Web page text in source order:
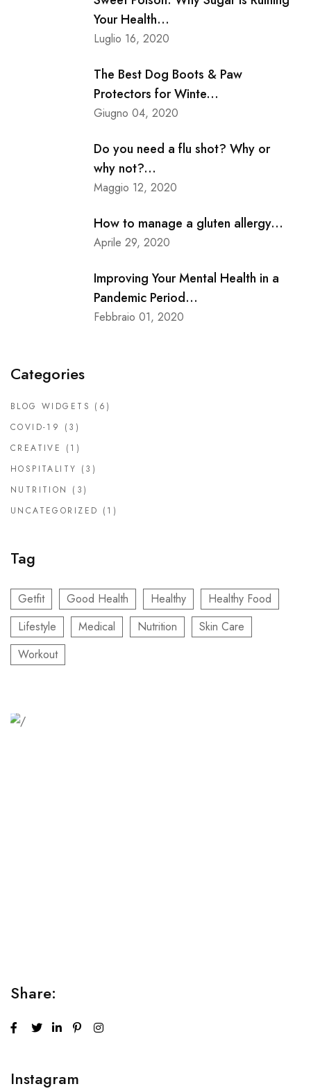
Your Health...
Luglio 16, 2020
The Best Dog Boots & Paw
Protectors for Winte...
Giugno 04, 2020
Do you need a flu shot? Why or
why not?...
Maggio 12, 2020
How to manage a gluten allergy...
Aprile 29, 2020
Improving Your Mental Health in a
Pandemic Period...
Febbraio 01, 2020
Categories
BLOG WIDGETS (6)
COVID-19
(3)
CREATIVE
(1)
HOSPITALITY (3)
NUTRITION
(3)
UNCATEGORIZED (1)
Tag
Getfit Good Health Healthy
Healthy Food
Lifestyle
Medical Nutrition
Skin Care
Workout
Share:
Instagram